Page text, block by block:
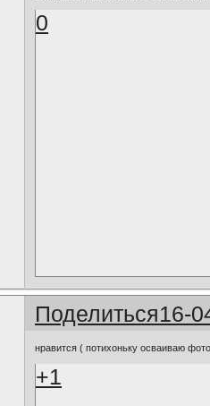
0
Поделиться16-
нравится ( потихоньку осваиваю
+1